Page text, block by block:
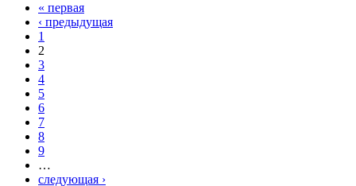
« первая
‹ предыдущая
1
2
3
4
5
6
7
8
9
…
следующая ›